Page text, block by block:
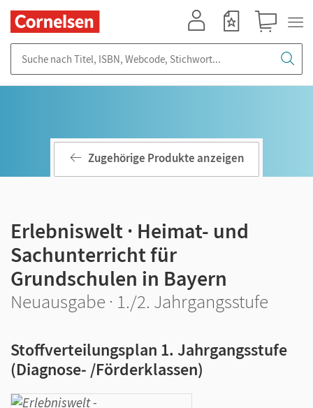
Zugehörige Produkte anzeigen
Erlebniswelt · Heimat- und
Sachunterricht für
Grundschulen in Bayern
Neuausgabe · 1./2. Jahrgangsstufe
Stoffverteilungsplan 1. Jahrgangsstufe
(Diagnose- /Förderklassen)